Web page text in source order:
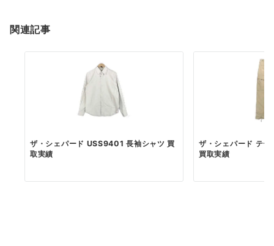
関連記事
ザ・シェパード USS9401 長袖シャツ 買
取実績
ザ・シェパード テー
買取実績